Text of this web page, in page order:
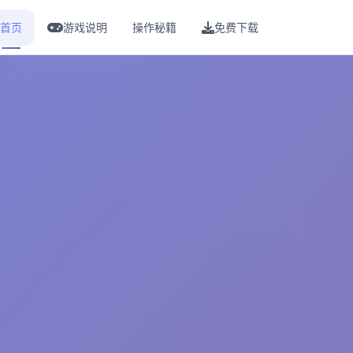
首页 游戏说明 操作秘籍 免费下载